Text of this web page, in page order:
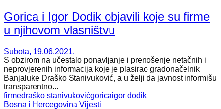
Gorica i Igor Dodik objavili koje su firme
u njihovom vlasništvu
Subota, 19.06.2021.
S obzirom na učestalo ponavljanje i prenošenje netačnih i
neprovjerenih informacija koje je plasirao gradonačelnik
Banjaluke Draško Stanivuković, a u želji da javnost informišu
transparentno...
firmedraško stanivukovićgoricaigor dodik
Bosna i Hercegovina Vijesti